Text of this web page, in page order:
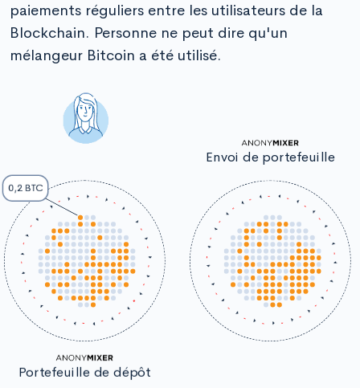
paiements réguliers entre les utilisateurs de la
Blockchain. Personne ne peut dire qu'un
mélangeur Bitcoin a été utilisé.
Portefeuille de dépôt
0,2 BTC
Envoi de portefeuille